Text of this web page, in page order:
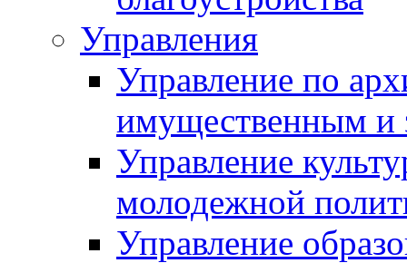
Управления
Управление по
имущественным и
Управление
молодежной
Управление